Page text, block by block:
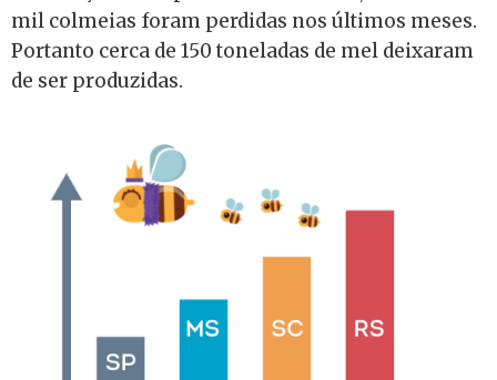
mil colmeias foram perdidas nos últimos meses.
Portanto cerca de 150 toneladas de mel deixaram
de ser produzidas.